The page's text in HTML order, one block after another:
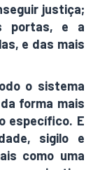
justiça;
portas, e a
e das mais
o sistema
forma mais
específico. E
sigilo e
como uma